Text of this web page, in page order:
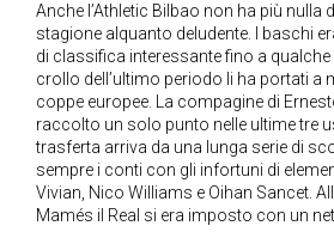
Anche l’Athletic Bilbao non ha più nulla
stagione alquanto deludente. I baschi
di classifica interessante fino a qualche
crollo dell’ultimo periodo li ha portati a
coppe europee. La compagine di
raccolto un solo punto nelle ultime tre
trasferta arriva da una lunga serie di
sempre i conti con gli infortuni di
Vivian, Nico Williams e Oihan Sancet.
Mamés il Real si era imposto con un